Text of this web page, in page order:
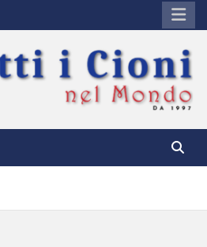
Mondo